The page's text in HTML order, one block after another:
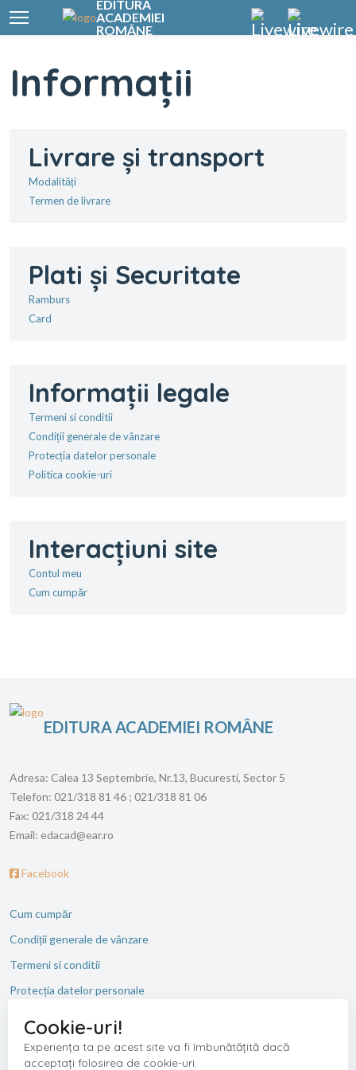
EDITURA
ACADEMIEI
ROMÂNE
Informații
Livrare și transport
Modalități
Termen de livrare
Plati și Securitate
Ramburs
Card
Informații legale
Termeni si conditii
Condiții generale de vânzare
Protecția datelor personale
Politica cookie-uri
Interacțiuni site
Contul meu
Cum cumpăr
EDITURA ACADEMIEI ROMÂNE
Adresa: Calea 13 Septembrie, Nr.13, Bucuresti, Sector 5
Telefon: 021/318 81 46 ; 021/318 81 06
Fax: 021/318 24 44
Email: edacad@ear.ro
Facebook
Cum cumpăr
Condiții generale de vânzare
Termeni si conditii
Protecția datelor personale
Cookie-uri!
Experiența ta pe acest site va fi îmbunătățită dacă
acceptați folosirea de cookie-uri.